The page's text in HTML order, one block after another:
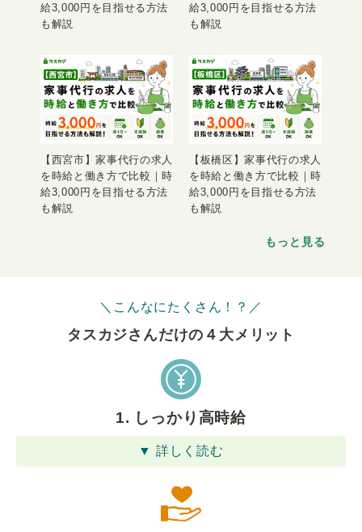
給3,000円を目指せる方法
も解説
給3,000円を目指せる方法
も解説
【西宮市】家事代行の求人
を時給と働き方で比較｜時
給3,000円を目指せる方法
も解説
【板橋区】家事代行の求人
を時給と働き方で比較｜時
給3,000円を目指せる方法
も解説
もっと見る
＼こんなにたくさん！？／
タスカジさんだけの４⼤メリット
1. しっかり高時給
▼ 詳しく読む